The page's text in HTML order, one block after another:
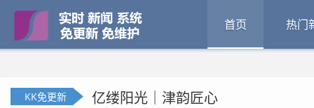
首页 热门
KK免更新 亿缕阳光｜津韵匠心